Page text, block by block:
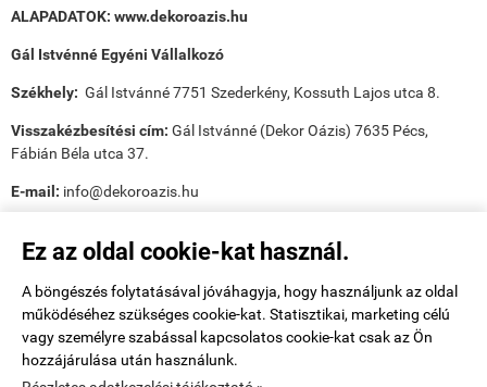
Ez az oldal cookie-kat használ.
A böngészés folytatásával jóváhagyja, hogy használjunk az oldal
működéséhez szükséges cookie-kat. Statisztikai, marketing célú
vagy személyre szabással kapcsolatos cookie-kat csak az Ön
hozzájárulása után használunk.
ALAPADATOK: www.dekoroazis.hu
Gál Istvénné Egyéni Vállalkozó
Székhely: Gál Istvánné 7751 Szederkény, Kossuth Lajos utca 8.
Visszakézbesítési cím: Gál Istvánné (Dekor Oázis) 7635 Pécs,
Fábián Béla utca 37.
E-mail: info@dekoroazis.hu
Payee tudnivalók: